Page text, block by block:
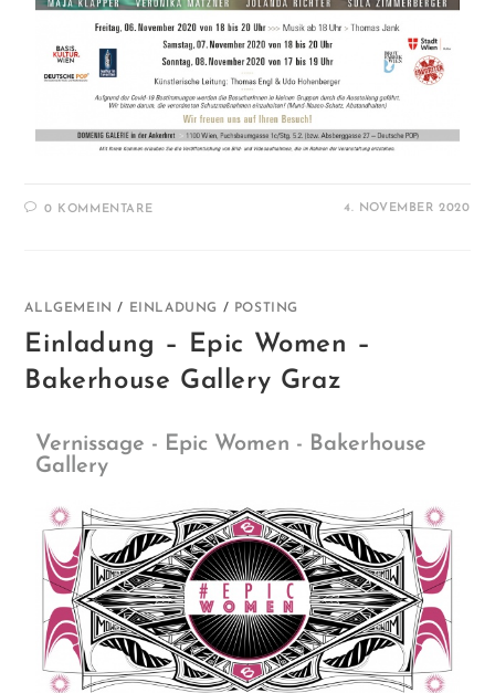
0 KOMMENTARE 4. NOVEMBER 2020
ALLGEMEIN / EINLADUNG / POSTING
Einladung – Epic Women –
Bakerhouse Gallery Graz
Vernissage - Epic Women - Bakerhouse
Gallery